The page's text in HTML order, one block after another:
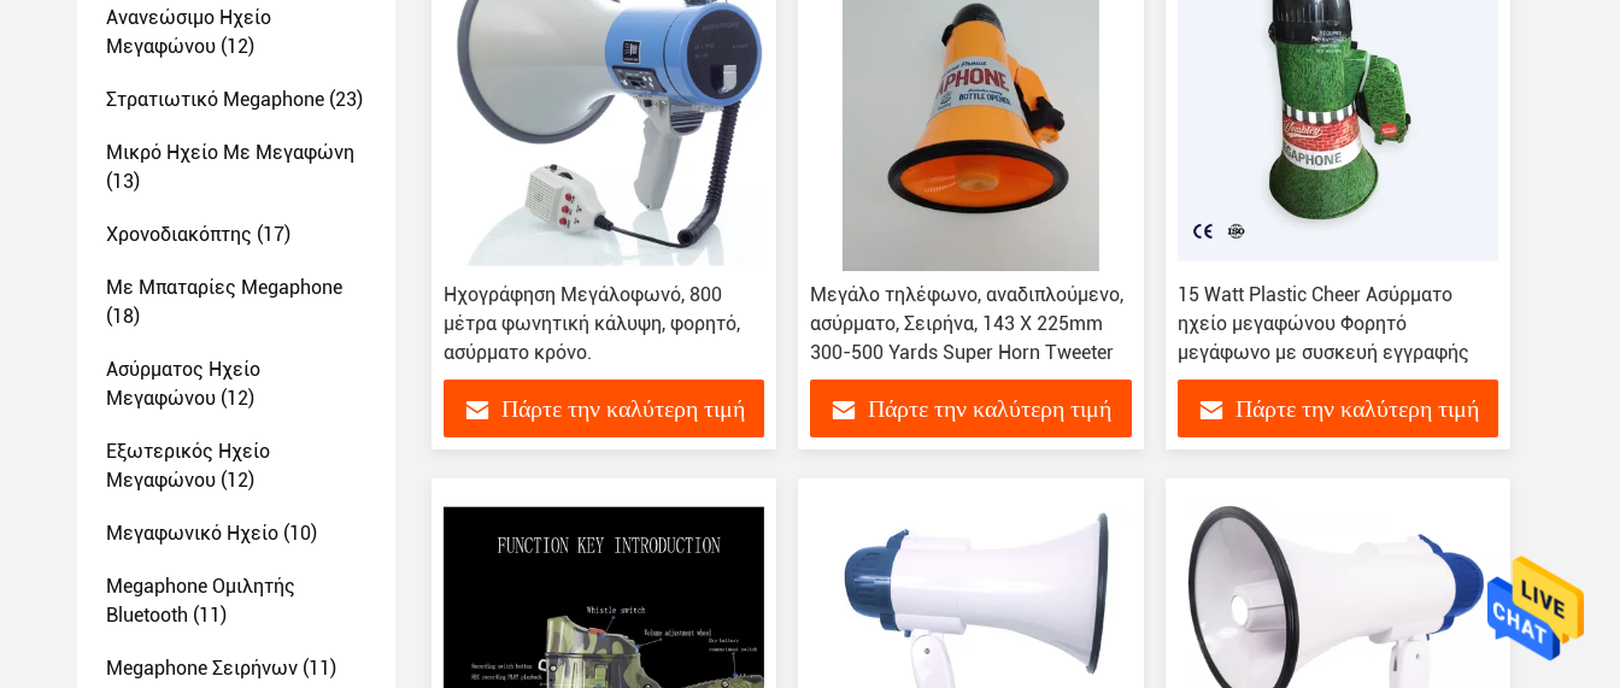
Ανανεώσιμο Ηχείο
Μεγαφώνου (12)
Στρατιωτικό Megaphone (23)
Μικρό Ηχείο Με Μεγαφώνη
(13)
Χρονοδιακόπτης (17)
Με Μπαταρίες Megaphone
(18)
Ασύρματος Ηχείο
Μεγαφώνου (12)
Εξωτερικός Ηχείο
Μεγαφώνου (12)
Μεγαφωνικό Ηχείο (10)
Megaphone Ομιλητής
Bluetooth (11)
Megaphone Σειρήνων (11)
Ηχογράφηση Μεγάλοφωνό, 800
μέτρα φωνητική κάλυψη, φορητό,
ασύρματο κρόνο.
Πάρτε την καλύτερη τιμή
Μεγάλο τηλέφωνο, αναδιπλούμενο,
ασύρματο, Σειρήνα, 143 X 225mm
300-500 Yards Super Horn Tweeter
Πάρτε την καλύτερη τιμή
15 Watt Plastic Cheer Ασύρματο
ηχείο μεγαφώνου Φορητό
μεγάφωνο με συσκευή εγγραφής
Πάρτε την καλύτερη τιμή